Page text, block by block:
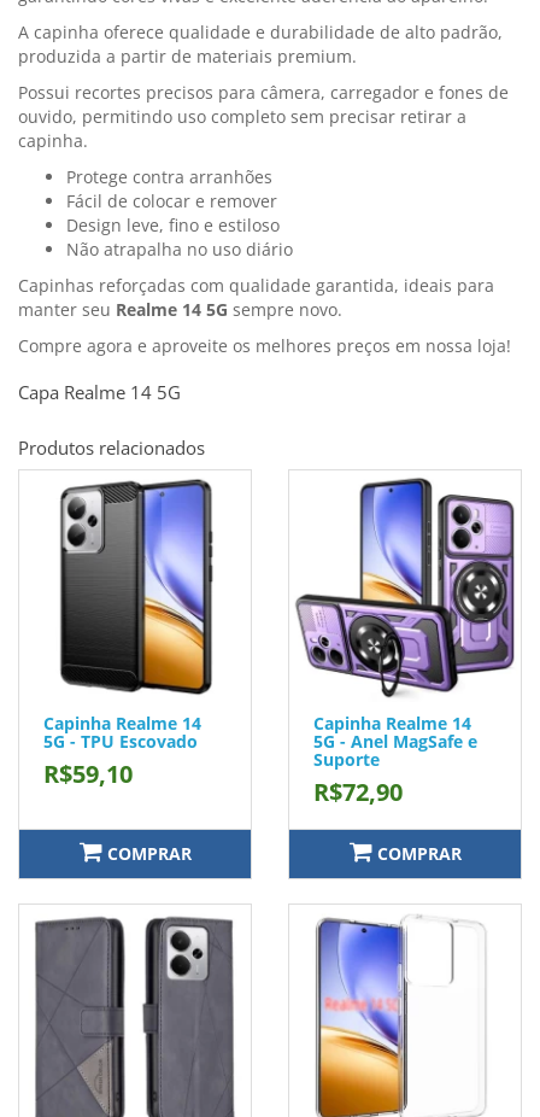
A capinha oferece qualidade e durabilidade de alto padrão,
produzida a partir de materiais premium.
Possui recortes precisos para câmera, carregador e fones de
ouvido, permitindo uso completo sem precisar retirar a
capinha.
Protege contra arranhões
Fácil de colocar e remover
Design leve, fino e estiloso
Não atrapalha no uso diário
Capinhas reforçadas com qualidade garantida, ideais para
manter seu Realme 14 5G sempre novo.
Compre agora e aproveite os melhores preços em nossa loja!
Capa Realme 14 5G
Produtos relacionados
Capinha Realme 14
5G - TPU Escovado
R$59,10
COMPRAR
Capinha Realme 14
5G - Anel MagSafe e
Suporte
R$72,90
COMPRAR